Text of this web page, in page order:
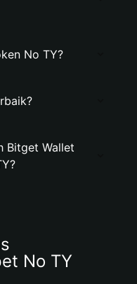
No TY?
Bitget Wallet
No TY